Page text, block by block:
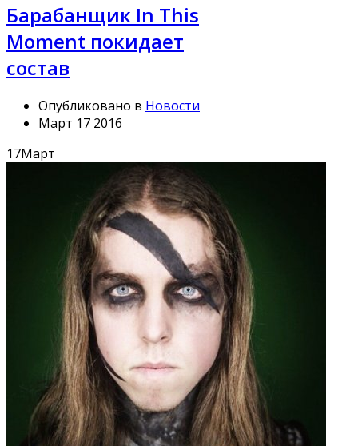
Барабанщик In This
Moment покидает
состав
Опубликовано в Новости
Март 17 2016
17Март